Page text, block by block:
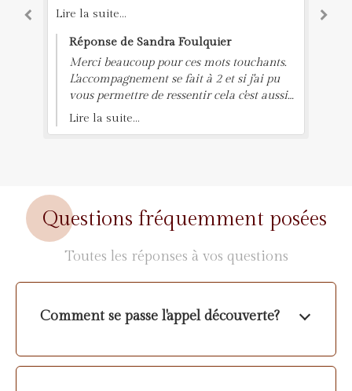
fortement Sandra. Elle a vraiment été
derrière. On dit souvent qu'avec un(e)
thérapeute, cela dépend du feeling, avec
Sandra il est évident. A une prochaine
séance avec plaisir!
Lire la suite...
Réponse de Sandra Foulquier
Merci beaucoup pour ces mots touchants.
L'accompagnement se fait à 2 et si j'ai pu
vous permettre de ressentir cela c'est aussi
grâce à vous alors merci. Je suis ravie de
Lire la suite...
Questions fréquemment posées
Toutes les réponses à vos questions
Comment se passe l'appel découverte?